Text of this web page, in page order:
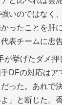
いのではなく
ったことを肝
表チームに忠告
が挙げたダメ押
DFの対応はア
った。あれで
」と断じた。